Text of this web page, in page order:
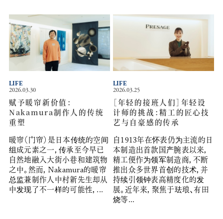
2026.03.30
赋予暖帘新价值：
Nakamura制作人的传统
重塑
暖帘（门帘）是日本传统的空间
组成元素之一，传承至今早已
自然地融入大街小巷和建筑物
之中。然而，Nakamura的暖帘
总监兼制作人中村新先生却从
中发现了不一样的可能性，...
LIFE
2026.03.25
［年轻的接班人们］年轻设
计师的挑战：精工的匠心技
艺与自豪感的传承
自1913年在怀表仍为主流的日
本制造出首款国产腕表以来，
精工便作为领军制造商，不断
推出众多世界首创的技术，并
持续引领钟表高精度化的发
展。近年来，聚焦于珐琅、有田
烧等...
LIFE